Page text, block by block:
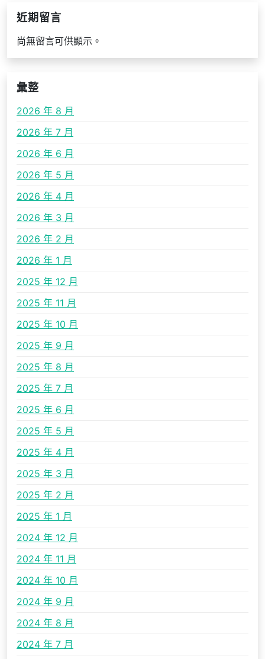
近期留言
尚無留言可供顯示。
彙整
2026 年 8 月
2026 年 7 月
2026 年 6 月
2026 年 5 月
2026 年 4 月
2026 年 3 月
2026 年 2 月
2026 年 1 月
2025 年 12 月
2025 年 11 月
2025 年 10 月
2025 年 9 月
2025 年 8 月
2025 年 7 月
2025 年 6 月
2025 年 5 月
2025 年 4 月
2025 年 3 月
2025 年 2 月
2025 年 1 月
2024 年 12 月
2024 年 11 月
2024 年 10 月
2024 年 9 月
2024 年 8 月
2024 年 7 月